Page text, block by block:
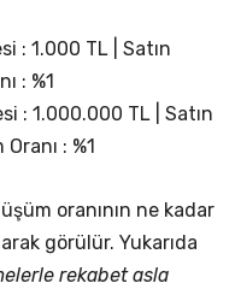
: 1.000 TL | Satın
: %1
: 1.000.000 TL | Satın
: %1
oranının ne kadar
görülür. Yukarıda
rekabet asla